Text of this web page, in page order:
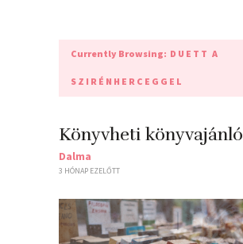
Currently Browsing: DUETT A
SZIRÉNHERCEGGEL
Könyvheti könyvajánló
Dalma
3 HÓNAP EZELŐTT